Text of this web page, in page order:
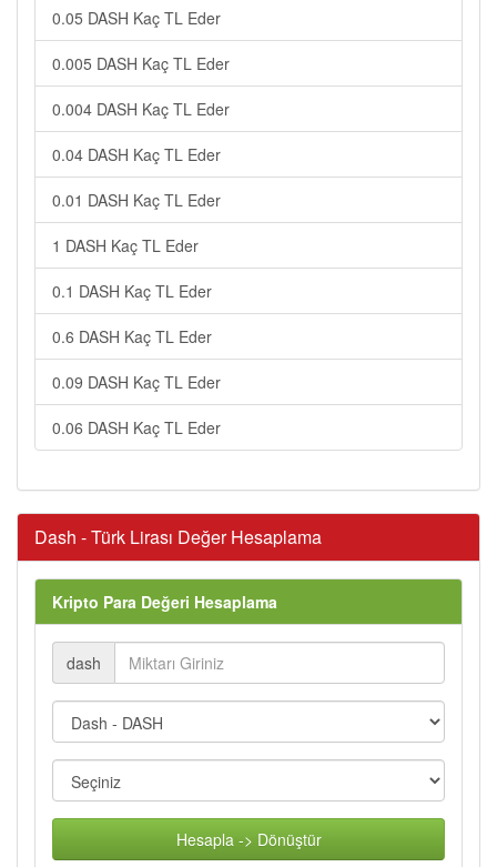
0.05 DASH Kaç TL Eder
0.005 DASH Kaç TL Eder
0.004 DASH Kaç TL Eder
0.04 DASH Kaç TL Eder
0.01 DASH Kaç TL Eder
1 DASH Kaç TL Eder
0.1 DASH Kaç TL Eder
0.6 DASH Kaç TL Eder
0.09 DASH Kaç TL Eder
0.06 DASH Kaç TL Eder
Dash - Türk Lirası Değer Hesaplama
Kripto Para Değeri Hesaplama
dash
Hesapla -> Dönüştür